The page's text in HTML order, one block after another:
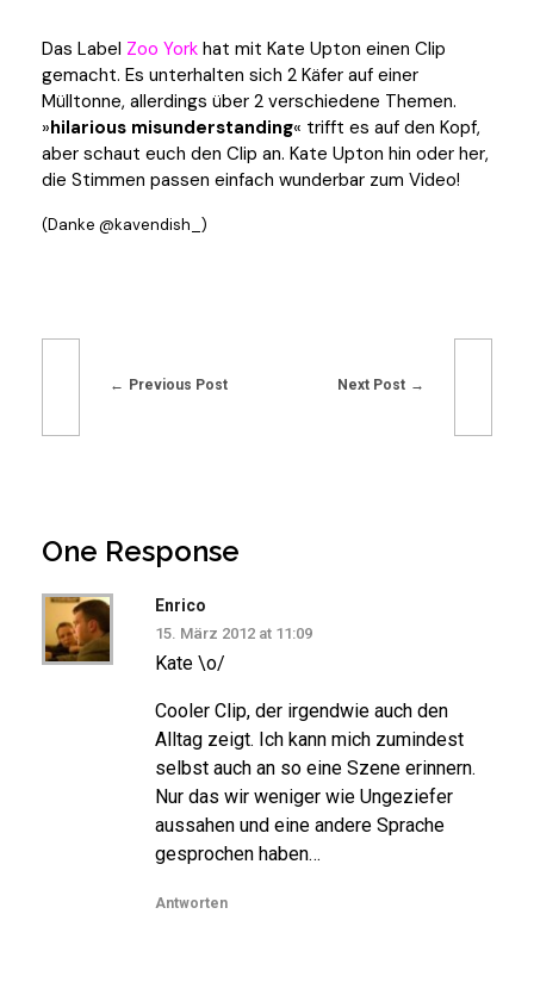
Das Label Zoo York hat mit Kate Upton einen Clip
gemacht. Es unterhalten sich 2 Käfer auf einer
Mülltonne, allerdings über 2 verschiedene Themen.
»hilarious misunderstanding« trifft es auf den Kopf,
aber schaut euch den Clip an. Kate Upton hin oder her,
die Stimmen passen einfach wunderbar zum Video!
(Danke @kavendish_)
Previous Post Next Post
One Response
Enrico
15. März 2012 at 11:09
Kate \o/
Cooler Clip, der irgendwie auch den
Alltag zeigt. Ich kann mich zumindest
selbst auch an so eine Szene erinnern.
Nur das wir weniger wie Ungeziefer
aussahen und eine andere Sprache
gesprochen haben…
Antworten